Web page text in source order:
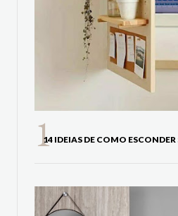
14 IDEIAS DE COMO